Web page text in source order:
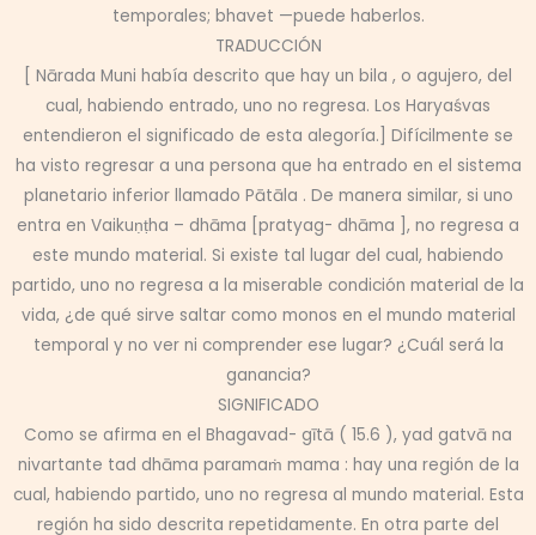
temporales; bhavet —puede haberlos.
TRADUCCIÓN
[ Nārada Muni había descrito que hay un bila , o agujero, del
cual, habiendo entrado, uno no regresa. Los Haryaśvas
entendieron el significado de esta alegoría.] Difícilmente se
ha visto regresar a una persona que ha entrado en el sistema
planetario inferior llamado Pātāla . De manera similar, si uno
entra en Vaikuṇṭha – dhāma [pratyag- dhāma ], no regresa a
este mundo material. Si existe tal lugar del cual, habiendo
partido, uno no regresa a la miserable condición material de la
vida, ¿de qué sirve saltar como monos en el mundo material
temporal y no ver ni comprender ese lugar? ¿Cuál será la
ganancia?
SIGNIFICADO
Como se afirma en el Bhagavad- gītā ( 15.6 ), yad gatvā na
nivartante tad dhāma paramaṁ mama : hay una región de la
cual, habiendo partido, uno no regresa al mundo material. Esta
región ha sido descrita repetidamente. En otra parte del